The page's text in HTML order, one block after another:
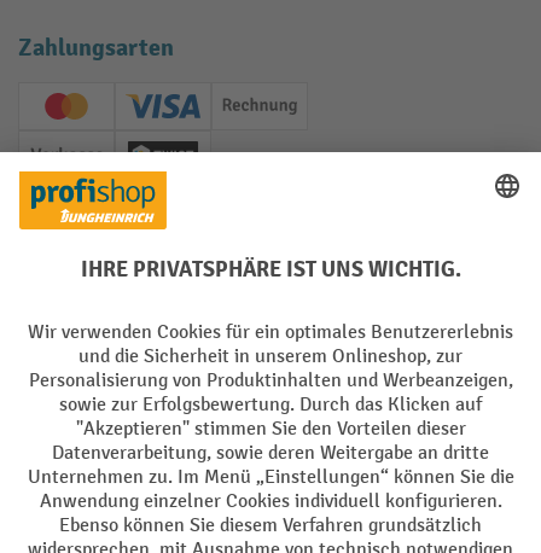
Zahlungsarten
Creditcard (Master)Creditcard (Visa)
Rechnung
Vorkasse Twint
Sprachen
DE FR
AGB Impressum Datenschutz Privacy Settings